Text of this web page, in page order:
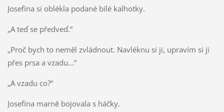
Josefína si oblékla podané bílé kalhotky.
„A teď se předveď.“
„Proč bych to neměl zvládnout. Navléknu si ji, upravím si ji
přes prsa a vzadu...“
„A vzadu co?“
Josefína marně bojovala s háčky.